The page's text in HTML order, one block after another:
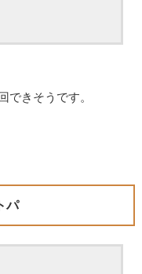
できそうです。
パ